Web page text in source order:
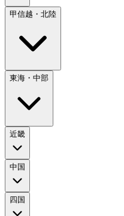
甲信越・北陸
東海・中部
近畿
中国
四国